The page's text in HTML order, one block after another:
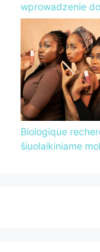
wprowadzenie
Biologique
šiuolaikiniame